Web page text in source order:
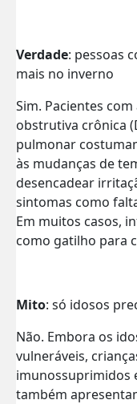
Verdade: pessoas
mais no inverno
Sim. Pacientes
obstrutiva crônica
pulmonar
às mudanças de
desencadear
sintomas como
Em muitos casos,
como gatilho para
Mito: só idosos
Não. Embora os
vulneráveis,
imunossuprimidos
também